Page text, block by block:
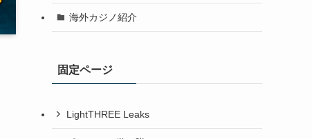
海外カジノ紹介
固定ページ
LightTHREE Leaks